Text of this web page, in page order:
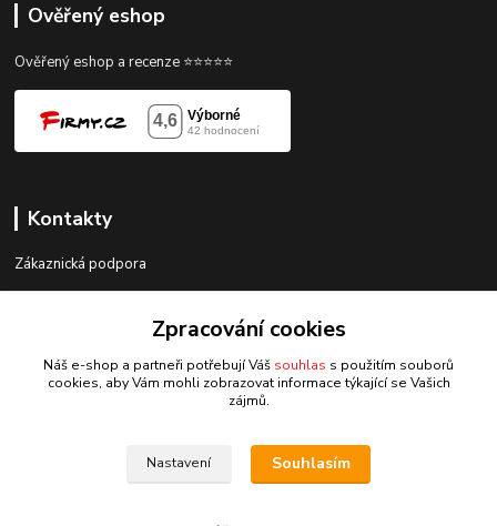
Ověřený eshop
Ověřený eshop a recenze ⭐⭐⭐⭐⭐
Kontakty
Zákaznická podpora
Upravit sběr cookies.
Zpracování cookies
Náš e-shop a partneři potřebují Váš souhlas s použitím souborů
cookies, aby Vám mohli zobrazovat informace týkající se Vašich
zájmů.
Nastavení Souhlasím